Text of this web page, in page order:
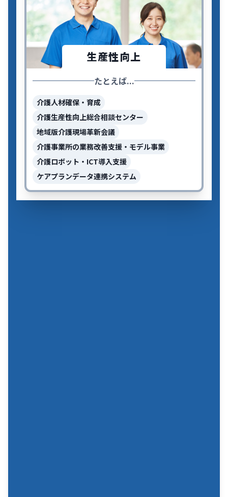
生産性向上
たとえば...
介護人材確保・育成
介護生産性向上総合相談センター
地域版介護現場革新会議
介護事業所の業務改善支援・モデル事業
介護ロボット・ICT導入支援
ケアプランデータ連携システム